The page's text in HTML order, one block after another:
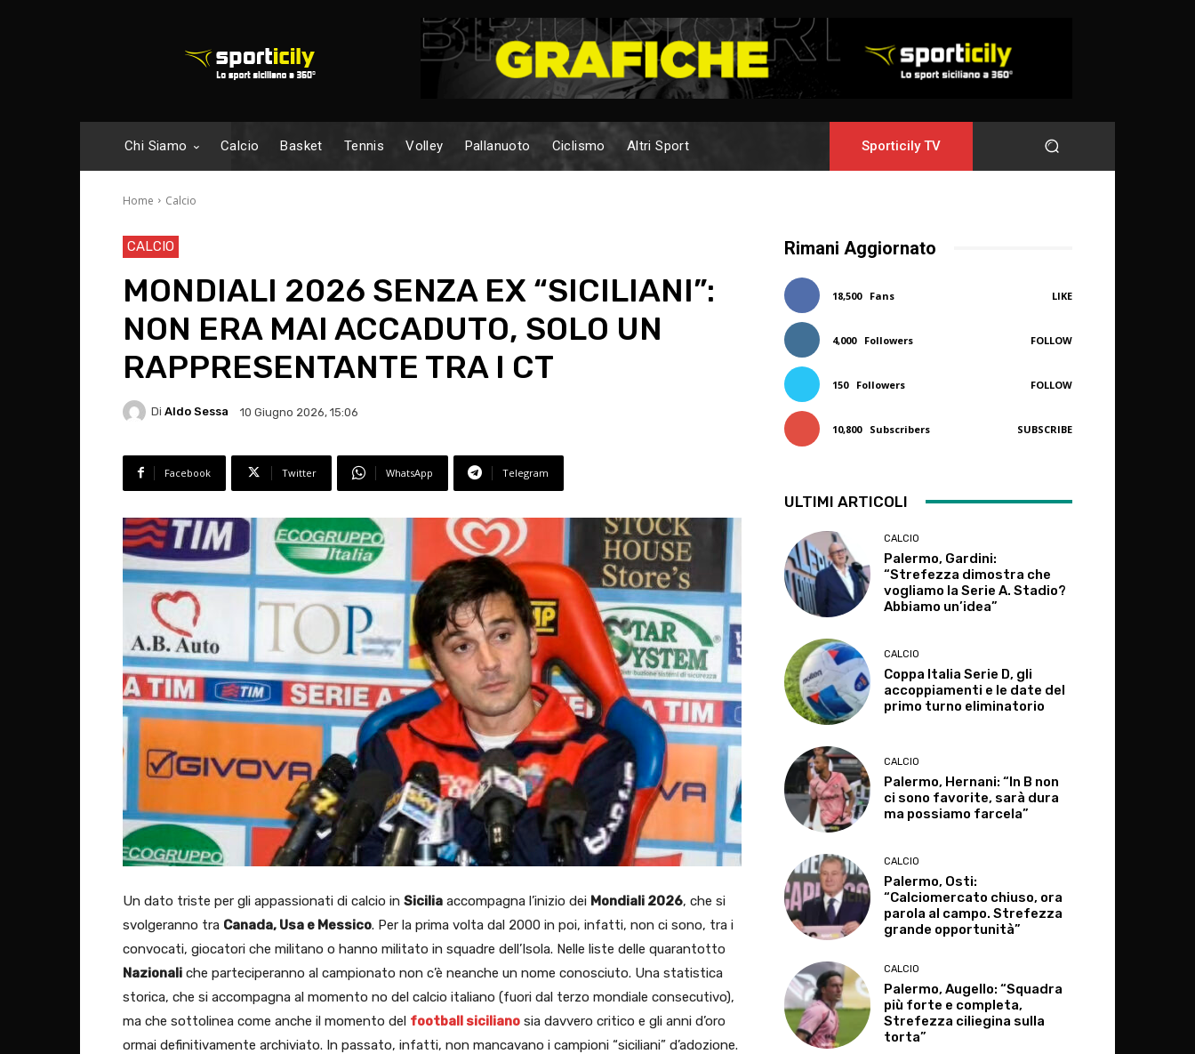
Chi Siamo Calcio Basket Tennis Volley Pallanuoto Ciclismo Altri Sport Sporticily TV
Home Calcio
CALCIO
MONDIALI 2026 SENZA EX “SICILIANI”:
NON ERA MAI ACCADUTO, SOLO UN
RAPPRESENTANTE TRA I CT
Di Aldo Sessa 10 Giugno 2026, 15:06
Facebook Twitter WhatsApp Telegram
Un dato triste per gli appassionati di calcio in Sicilia accompagna l’inizio dei Mondiali 2026, che si
svolgeranno tra Canada, Usa e Messico. Per la prima volta dal 2000 in poi, infatti, non ci sono, tra i
convocati, giocatori che militano o hanno militato in squadre dell’Isola. Nelle liste delle quarantotto
Nazionali che parteciperanno al campionato non c’è neanche un nome conosciuto. Una statistica
storica, che si accompagna al momento no del calcio italiano (fuori dal terzo mondiale consecutivo),
ma che sottolinea come anche il momento del football siciliano sia davvero critico e gli anni d’oro
ormai definitivamente archiviato. In passato, infatti, non mancavano i campioni “siciliani” d’adozione.
Rimani Aggiornato
18,500 Fans LIKE
4,000 Followers FOLLOW
150 Followers FOLLOW
10,800 Subscribers SUBSCRIBE
ULTIMI ARTICOLI
CALCIO
Palermo, Gardini:
“Strefezza dimostra che
vogliamo la Serie A. Stadio?
Abbiamo un’idea”
CALCIO
Coppa Italia Serie D, gli
accoppiamenti e le date del
primo turno eliminatorio
CALCIO
Palermo, Hernani: “In B non
ci sono favorite, sarà dura
ma possiamo farcela”
CALCIO
Palermo, Osti:
“Calciomercato chiuso, ora
parola al campo. Strefezza
grande opportunità”
CALCIO
Palermo, Augello: “Squadra
più forte e completa,
Strefezza ciliegina sulla
torta”